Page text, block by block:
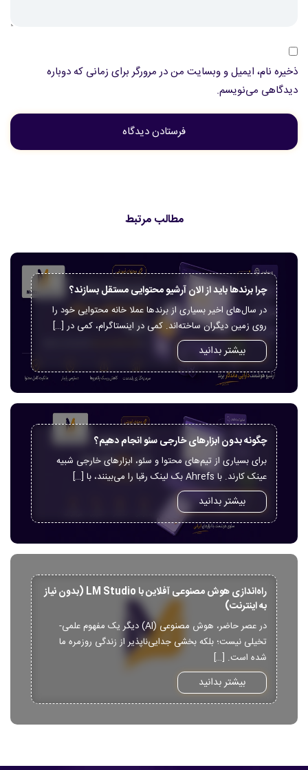
ذخیره نام، ایمیل و وبسایت من در مرورگر برای زمانی که دوباره
دیدگاهی می‌نویسم.
مطالب مرتبط
چرا برندها باید از الان آرشیو محتوایی مستقل بسازند؟
در سال‌های اخیر بسیاری از برندها عملا خانه محتوایی خود را
روی زمین دیگران ساخته‌اند. کمی در اینستاگرام، کمی در […]
بیشتر بدانید
چگونه بدون ابزارهای خارجی سئو انجام دهیم؟
برای بسیاری از تیم‌های محتوا و سئو، ابزارهای خارجی شبیه
عینک کارند. با Ahrefs بک لینک رقبا را می‌بینند، با […]
بیشتر بدانید
راه‌اندازی هوش مصنوعی آفلاین با LM Studio (بدون نیاز
به اینترنت)
در عصر حاضر، هوش مصنوعی (AI) دیگر یک مفهوم علمی-
تخیلی نیست؛ بلکه بخشی جدایی‌ناپذیر از زندگی روزمره ما
شده است. […]
بیشتر بدانید